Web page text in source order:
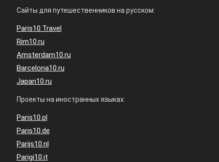
Сайты для путешественников на русском:
Paris10.Travel
Rim10.ru
Amsterdam10.ru
Barcelona10.ru
Japan10.ru
Проекты на иностранных языках:
Paris10.pl
Paris10.de
Parijs10.nl
Parigi10.it